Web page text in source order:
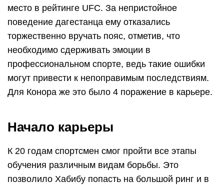
место в рейтинге UFC. За непристойное
поведение дагестанца ему отказались
торжественно вручать пояс, отметив, что
необходимо сдерживать эмоции в
профессиональном спорте, ведь такие ошибки
могут привести к непоправимым последствиям.
Для Конора же это было 4 поражение в карьере.
Начало карьеры
К 20 годам спортсмен смог пройти все этапы
обучения различным видам борьбы. Это
позволило Хабибу попасть на большой ринг и в